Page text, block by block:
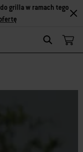
Search
grilla w ramach tego